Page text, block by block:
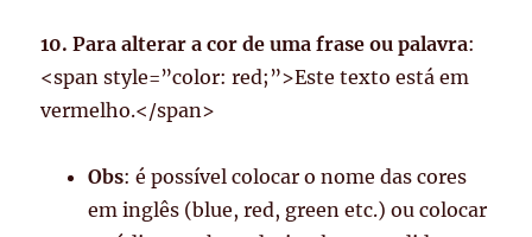
10. Para alterar a cor de uma frase ou palavra:
<span style=”color: red;”>Este texto está em
vermelho.</span>
Obs: é possível colocar o nome das cores
em inglês (blue, red, green etc.) ou colocar